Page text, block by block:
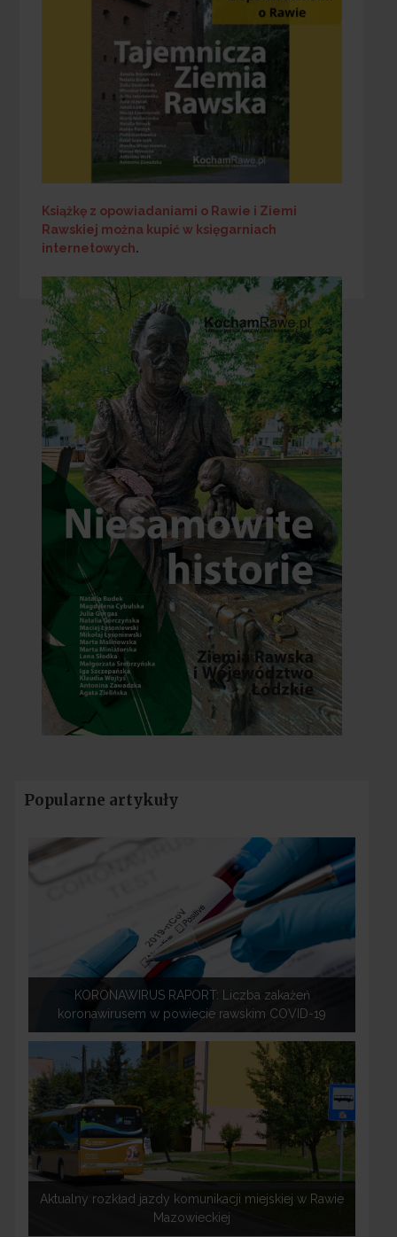
Książkę z opowiadaniami o Rawie i Ziemi
Rawskiej można kupić w księgarniach
internetowych.
Popularne artykuły
KORONAWIRUS RAPORT: Liczba zakażeń
koronawirusem w powiecie rawskim COVID-19
Aktualny rozkład jazdy komunikacji miejskiej w Rawie
Mazowieckiej